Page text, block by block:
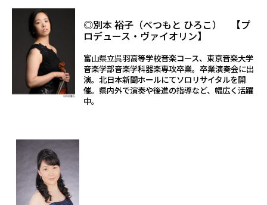
◎別本 裕子（べつもと ひろこ） 【プ
ロデュース・ヴァイオリン】
富山県立呉羽高等学校音楽コース、東京音楽大学
音楽学部音楽学科器楽専攻卒業。卒業演奏会に出
演。北日本新聞ホールにてソロリサイタルを開
催。県内外で演奏や後進の指導など、幅広く活躍
中。